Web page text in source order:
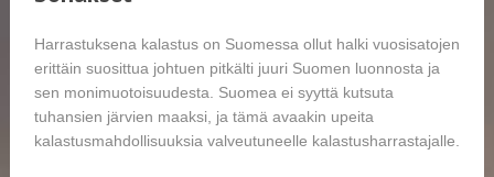
Harrastuksena kalastus on Suomessa ollut halki vuosisatojen
erittäin suosittua johtuen pitkälti juuri Suomen luonnosta ja
sen monimuotoisuudesta. Suomea ei syyttä kutsuta
tuhansien järvien maaksi, ja tämä avaakin upeita
kalastusmahdollisuuksia valveutuneelle kalastusharrastajalle.